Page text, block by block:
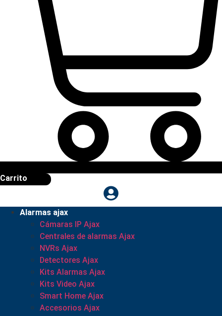
Carrito
Alarmas ajax
Cámaras IP Ajax
Centrales de alarmas Ajax
NVRs Ajax
Detectores Ajax
Kits Alarmas Ajax
Kits Video Ajax
Smart Home Ajax
Accesorios Ajax